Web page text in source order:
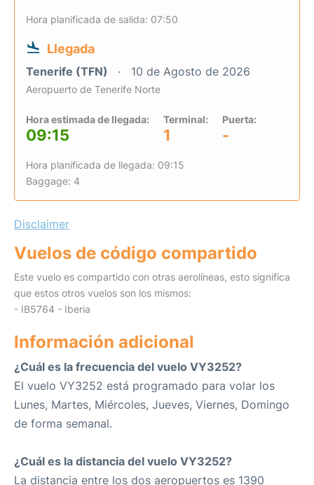
Hora planificada de salida: 07:50
Llegada
Tenerife (TFN) 10 de Agosto de 2026
Aeropuerto de Tenerife Norte
Hora estimada de llegada:
09:15
Terminal:
1
Puerta:
-
Hora planificada de llegada: 09:15
Baggage: 4
Disclaimer
Vuelos de código compartido
Este vuelo es compartido con otras aerolíneas, esto significa
que estos otros vuelos son los mismos:
- IB5764 - Iberia
Información adicional
¿Cuál es la frecuencia del vuelo VY3252?
El vuelo VY3252 está programado para volar los
Lunes, Martes, Miércoles, Jueves, Viernes, Domingo
de forma semanal.
¿Cuál es la distancia del vuelo VY3252?
La distancia entre los dos aeropuertos es 1390